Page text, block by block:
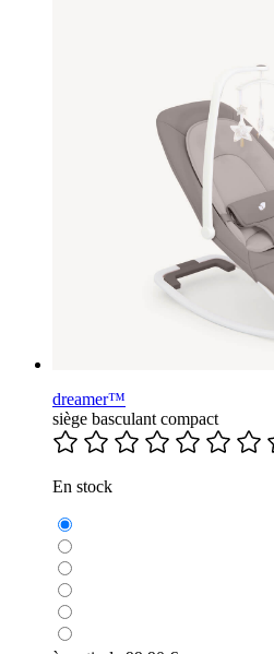
dreamer™
siège basculant compact
En stock